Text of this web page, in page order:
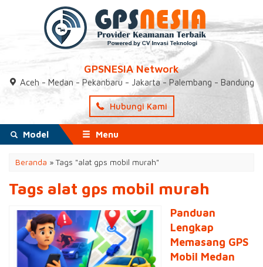
GPSNESIA Network
Aceh - Medan - Pekanbaru - Jakarta - Palembang - Bandung
Hubungi Kami
Model Menu
Beranda »Tags "alat gps mobil murah"
Tags alat gps mobil murah
Panduan
Lengkap
Memasang GPS
Mobil Medan